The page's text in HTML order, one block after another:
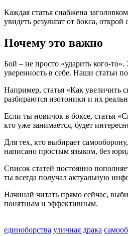
Каждая статья снабжена
увидеть результат от бокса,
Почему это важно
Бой – не просто «ударить
уверенность в себе. Наши статьи
Например, статья «Как увеличить
разбираются изотоники и их
Если ты новичок в боксе, статья
кто уже занимается, будет
Для тех, кто выбирает
написано простым языком, без
Список статей постоянно
ты всегда получал актуальную
Начинай читать прямо сейчас,
понятным и эффективным.
единоборства уличная драка